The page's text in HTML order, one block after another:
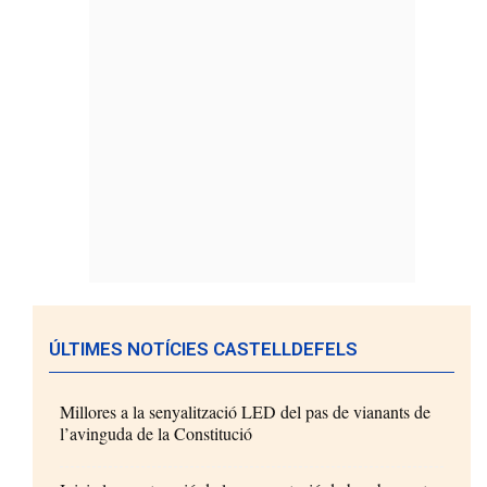
ÚLTIMES NOTÍCIES CASTELLDEFELS
Millores a la senyalització LED del pas de vianants de
l’avinguda de la Constitució